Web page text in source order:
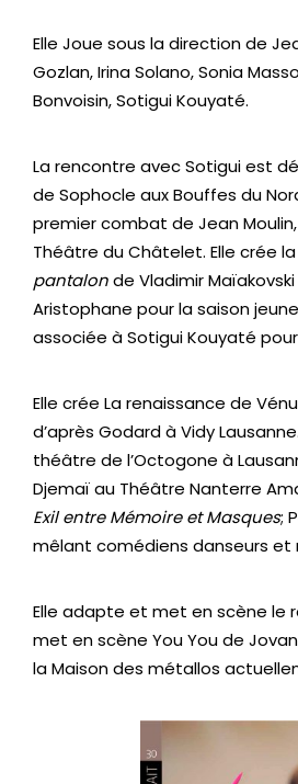
Elle Joue sous la direction de
Gozlan, Irina Solano, Sonia
Bonvoisin, Sotigui Kouyaté.
La rencontre avec Sotigui est
de Sophocle aux Bouffes du
premier combat de Jean
Théâtre du Châtelet. Elle crée
pantalonde Vladimir Maïakovski
Aristophane pour la saison
associée à Sotigui Kouyaté pour
Elle crée La renaissance de
d’après Godard à Vidy
théâtre de l’Octogone à
Djemaï au Théâtre Nanterre
Exil entre Mémoire et Masques;
mêlant comédiens danseurs et
Elle adapte et met en scène le
met en scène You You de
la Maison des métallos